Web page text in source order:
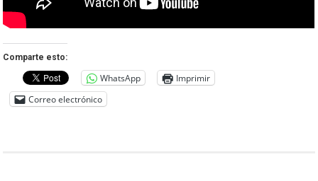
Comparte esto:
WhatsApp
Imprimir
Correo electrónico